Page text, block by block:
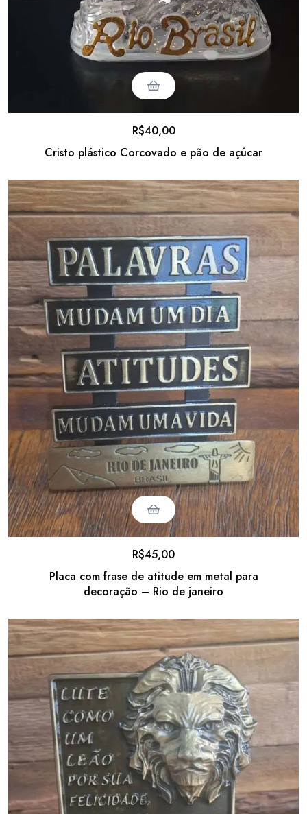
Cristo plástico Corcovado e pão de açúcar
R$40,00
Placa com frase de atitude em metal para
decoração – Rio de janeiro
R$45,00